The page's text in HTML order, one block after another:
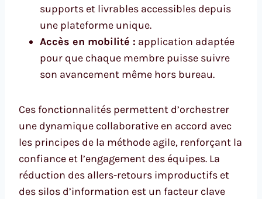
supports et livrables accessibles depuis
une plateforme unique.
Accès en mobilité : application adaptée
pour que chaque membre puisse suivre
son avancement même hors bureau.
Ces fonctionnalités permettent d’orchestrer
une dynamique collaborative en accord avec
les principes de la méthode agile, renforçant la
confiance et l’engagement des équipes. La
réduction des allers-retours improductifs et
des silos d’information est un facteur clave